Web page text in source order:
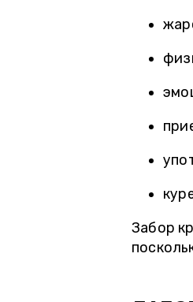
Забор